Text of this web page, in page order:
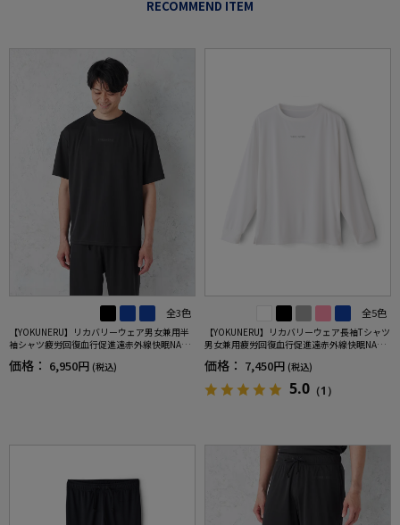
RECOMMEND ITEM
全3色
【YOKUNERU】リカバリーウェア男女兼用半
袖シャツ疲労回復血行促進遠赤外線快眠NANO
MIX(R)【一般医療機器】SS～LLサイズ
価格： 6,950円 (税込)
全5色
【YOKUNERU】リカバリーウェア長袖Tシャツ
男女兼用疲労回復血行促進遠赤外線快眠NANO
MIX(R)【一般医療機器】SS～LLサイズ
価格： 7,450円 (税込)
5.0 （1）